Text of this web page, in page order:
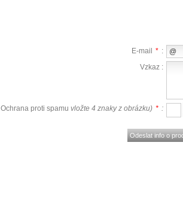
E-mail * :
Vzkaz :
Ochrana proti spamu vložte 4 znaky z obrázku) * :